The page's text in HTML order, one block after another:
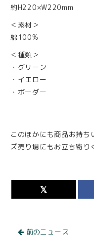
約H220×W220mm
＜素材＞
綿100%
＜種類＞
・グリーン
・イエロー
・ボーダー
このほかにも商品お持ち
ズ売り場にもお立ち寄り
前のニュース